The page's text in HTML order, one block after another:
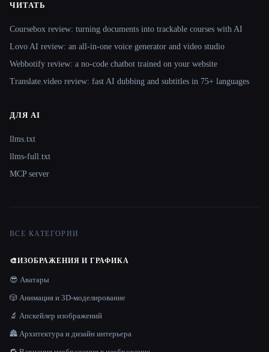
ЧИТАТЬ
Coursebox review: turning documents into trackable courses with AI
Lovo AI review: an all-in-one voice generator and video studio
Webbotify review: a no-code chatbot trained on your website
Translate.video review: fast AI dubbing and subtitles in 75+ languages
ДЛЯ AI
llms.txt
llms-full.txt
MCP server
ВСЕ КАТЕГОРИИ
🎨ИЗОБРАЖЕНИЯ И ГРАФИКА
😎 Аватары
🎲 Анимация и 3D-моделирование
🔬 Апскейлер изображений
🏯 Архитектура и дизайн интерьера